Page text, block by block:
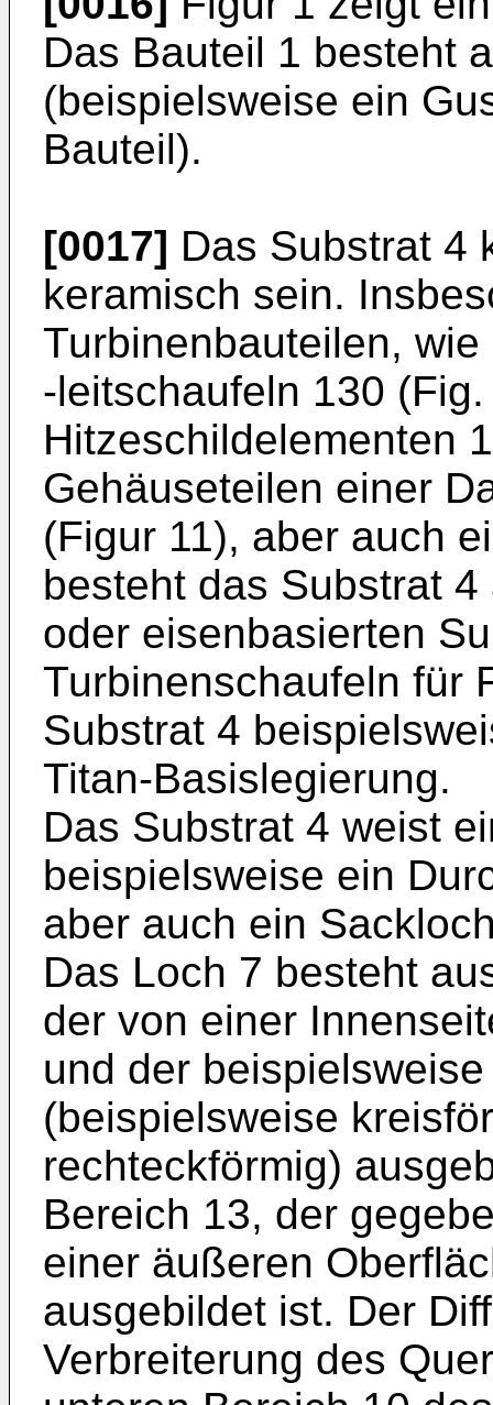
Das Bauteil 1 besteht
(beispielsweise ein
Bauteil).
[0017] Das Substrat 4
keramisch sein.
Turbinenbauteilen,
-leitschaufeln 130
Hitzeschildelementen
Gehäuseteilen einer
(Figur 11), aber auch
besteht das Substrat
oder eisenbasierten
Turbinenschaufeln für
Substrat 4
Titan-Basislegierung.
Das Substrat 4 weist
beispielsweise ein
aber auch ein
Das Loch 7 besteht
der von einer
und der
(beispielsweise
rechteckförmig)
Bereich 13, der
einer äußeren
ausgebildet ist. Der
Verbreiterung des